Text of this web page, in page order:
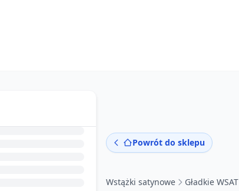
Powrót do sklepu
Wstążki satynowe Gładkie WSAT